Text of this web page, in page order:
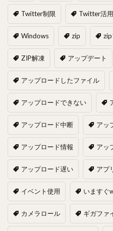
Twitter制限 Twitter活用
Windows zip
ZIP解凍 アップデート
アップロードしたファイル
アップロードできない
アップロード中断 アッ
アップロード情報 アッ
アップロード遅い アプ
イベント使用 いますぐ
カメラロール ギガファ